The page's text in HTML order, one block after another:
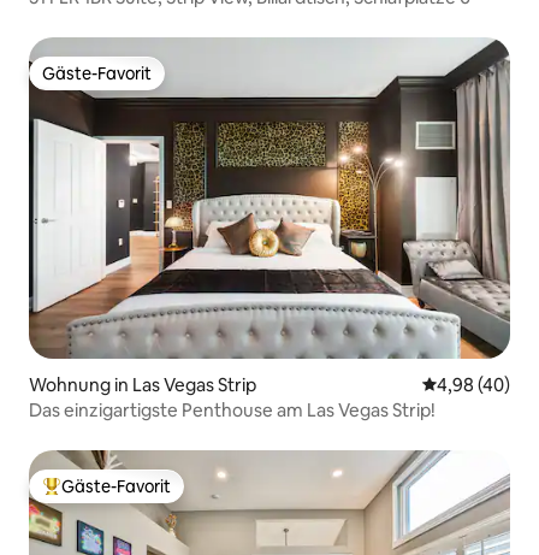
Gäste-Favorit
Gäste-Favorit
Wohnung in Las Vegas Strip
4,98 (40)
Das einzigartigste Penthouse am Las Vegas Strip!
Beliebter Gäste-Favorit.
Gäste-Favorit